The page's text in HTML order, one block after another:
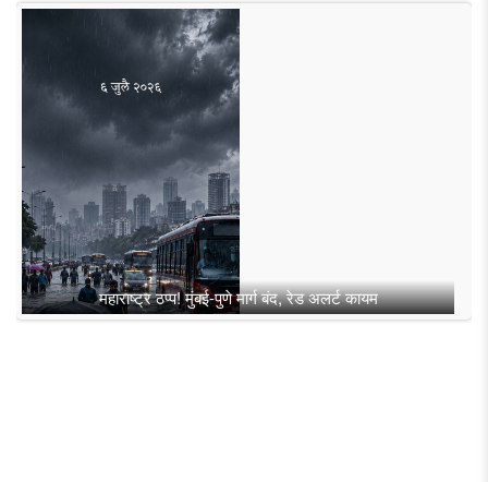
महाराष्ट्र ठप्प! मुंबई-पुणे मार्ग बंद, रेड अलर्ट कायम